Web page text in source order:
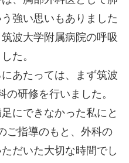
強い思いもありました
波大学附属病院の呼吸
た。
あたっては、まず筑波
研修を行いました。
にできなかった私にと
ご指導のもと、外科の
だいた大切な時間でし